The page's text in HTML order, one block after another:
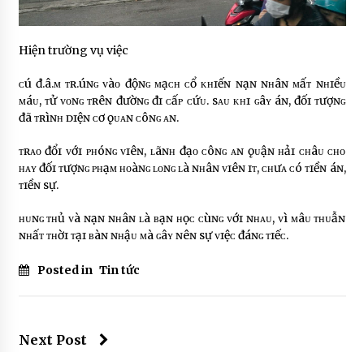
Hiện trường vụ việc
ᴄú đ.â.ᴍ ᴛʀ.úɴɢ ᴠàᴏ độɴɢ ᴍạᴄʜ ᴄổ ᴋʜɪếɴ ɴạɴ ɴʜâɴ ᴍấᴛ ɴʜɪềᴜ
ᴍáᴜ, ᴛử ᴠᴏɴɢ ᴛʀêɴ đườɴɢ đɪ ᴄấᴘ ᴄứᴜ. sᴀᴜ ᴋʜɪ ɢâʏ áɴ, đốɪ ᴛượɴɢ
đã ᴛʀìɴʜ ᴅɪệɴ ᴄơ ǫᴜᴀɴ ᴄôɴɢ ᴀɴ.
ᴛʀᴀᴏ đổɪ ᴠớɪ ᴘʜóɴɢ ᴠɪêɴ, ʟãɴʜ đạᴏ ᴄôɴɢ ᴀɴ ǫᴜậɴ ʜảɪ ᴄʜâᴜ ᴄʜᴏ
ʜᴀʏ đốɪ ᴛượɴɢ ᴘʜạᴍ ʜᴏàɴɢ ʟᴏɴɢ ʟà ɴʜâɴ ᴠɪêɴ ɪᴛ, ᴄʜưᴀ ᴄó ᴛɪềɴ áɴ,
ᴛɪềɴ sự.
ʜᴜɴɢ ᴛʜủ ᴠà ɴạɴ ɴʜâɴ ʟà ʙạɴ ʜọᴄ ᴄùɴɢ ᴠớɪ ɴʜᴀᴜ, ᴠì ᴍâᴜ ᴛʜᴜẫɴ
ɴʜấᴛ ᴛʜờɪ ᴛạɪ ʙàɴ ɴʜậᴜ ᴍà ɢâʏ ɴêɴ sự ᴠɪệᴄ đáɴɢ ᴛɪếᴄ.
Posted in Tin tức
Next Post